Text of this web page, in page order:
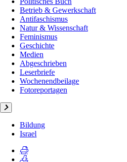
Betrieb & Gewerkschaft
Antifaschismus
Natur & Wissenschaft
Feminismus
Geschichte
Medien
Abgeschrieben
Leserbriefe
Wochenendbeilage
Fotoreportagen
Bildung
Israel